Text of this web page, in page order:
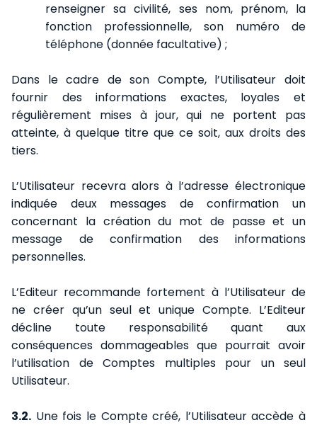
renseigner sa civilité, ses nom, prénom, la
fonction professionnelle, son numéro de
téléphone (donnée facultative) ;
Dans le cadre de son Compte, l’Utilisateur doit
fournir des informations exactes, loyales et
régulièrement mises à jour, qui ne portent pas
atteinte, à quelque titre que ce soit, aux droits des
tiers.
L’Utilisateur recevra alors à l’adresse électronique
indiquée deux messages de confirmation un
concernant la création du mot de passe et un
message de confirmation des informations
personnelles.
L’Editeur recommande fortement à l’Utilisateur de
ne créer qu’un seul et unique Compte. L’Editeur
décline toute responsabilité quant aux
conséquences dommageables que pourrait avoir
l’utilisation de Comptes multiples pour un seul
Utilisateur.
3.2. Une fois le Compte créé, l’Utilisateur accède à